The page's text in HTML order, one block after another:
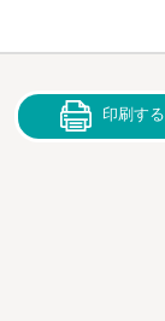
印刷する